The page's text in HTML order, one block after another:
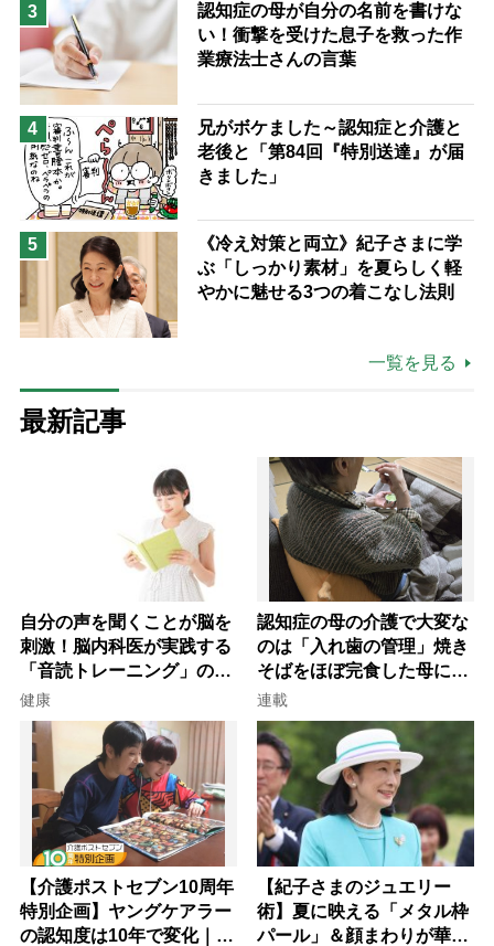
3
認知症の母が自分の名前を書けな
い！衝撃を受けた息子を救った作
業療法士さんの言葉
4
兄がボケました～認知症と介護と
老後と「第84回『特別送達』が届
きました」
5
《冷え対策と両立》紀子さまに学
ぶ「しっかり素材」を夏らしく軽
やかに魅せる3つの着こなし法則
一覧を見る
最新記事
自分の声を聞くことが脳を
刺激！脳内科医が実践する
「音読トレーニング」の極
意
健康
認知症の母の介護で大変な
のは「入れ歯の管理」焼き
そばをほぼ完食した母に息
子が血の気が引いた理由
連載
【介護ポストセブン10周年
特別企画】ヤングケアラー
の認知度は10年で変化｜流
【紀子さまのジュエリー
術】夏に映える「メタル枠
パール」＆顔まわりが華や